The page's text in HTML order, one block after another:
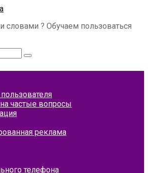
словами ? Обучаем пользоваться
частые вопросы
реклама
телефона